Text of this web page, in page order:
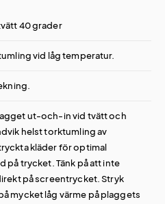
40 grader
vid låg temperatur.
ut-och-in vid tvätt och
helst torktumling av
kläder för optimal
på trycket. Tänk på att inte
på screentrycket. Stryk
mycket låg värme på plaggets